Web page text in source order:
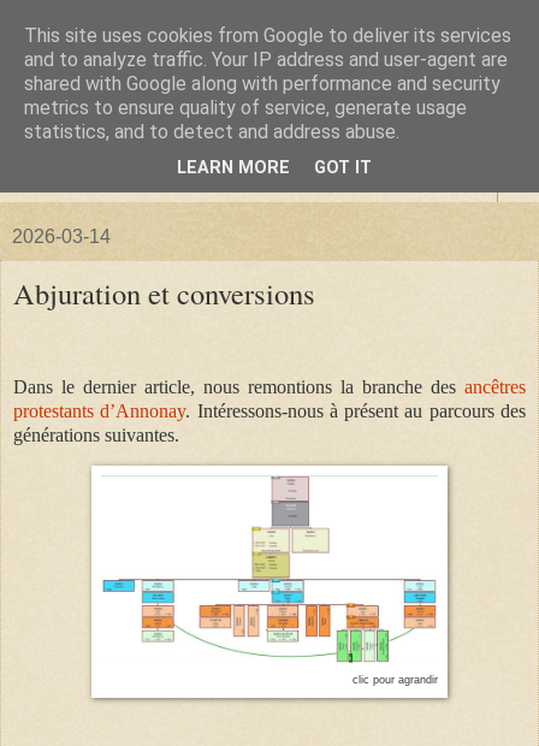
La forêt de Briqueloup
"Nous deviendrons des histoires pour nos enfants"
2026-03-14
Abjuration et conversions
Dans le dernier article, nous remontions la branche des ancêtres
protestants d’Annonay. Intéressons-nous à présent au parcours des
générations suivantes.
clic pour agrandir
This site uses cookies from Google to deliver its services
and to analyze traffic. Your IP address and user-agent are
shared with Google along with performance and security
metrics to ensure quality of service, generate usage
statistics, and to detect and address abuse.
LEARN MORE GOT IT